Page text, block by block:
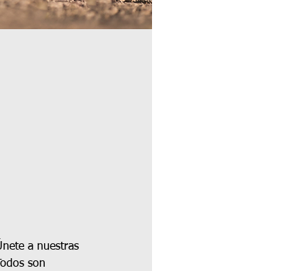
a nuestras
son